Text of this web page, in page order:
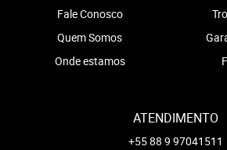
Fale Conosco
Quem Somos
Onde estamos
ATENDIMENTO
+55 88 9 97041511